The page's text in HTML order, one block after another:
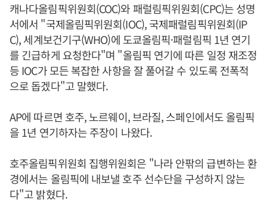
캐나다올림픽위원회(COC)와 패럴림픽위원회(CPC)는 성명
서에서 "국제올림픽위원회(IOC), 국제패럴림픽위원회(IP
C), 세계보건기구(WHO)에 도쿄올림픽·패럴림픽 1년 연기
를 긴급하게 요청한다"며 "올림픽 연기에 따른 일정 재조정
등 IOC가 모든 복잡한 사항을 잘 풀어갈 수 있도록 전폭적
으로 돕겠다"고 말했다.
AP에 따르면 호주, 노르웨이, 브라질, 스페인에서도 올림픽
을 1년 연기하자는 주장이 나왔다.
호주올림픽위원회 집행위원회은 "나라 안팎의 급변하는 환
경에서는 올림픽에 내보낼 호주 선수단을 구성하지 않는
다"고 밝혔다.